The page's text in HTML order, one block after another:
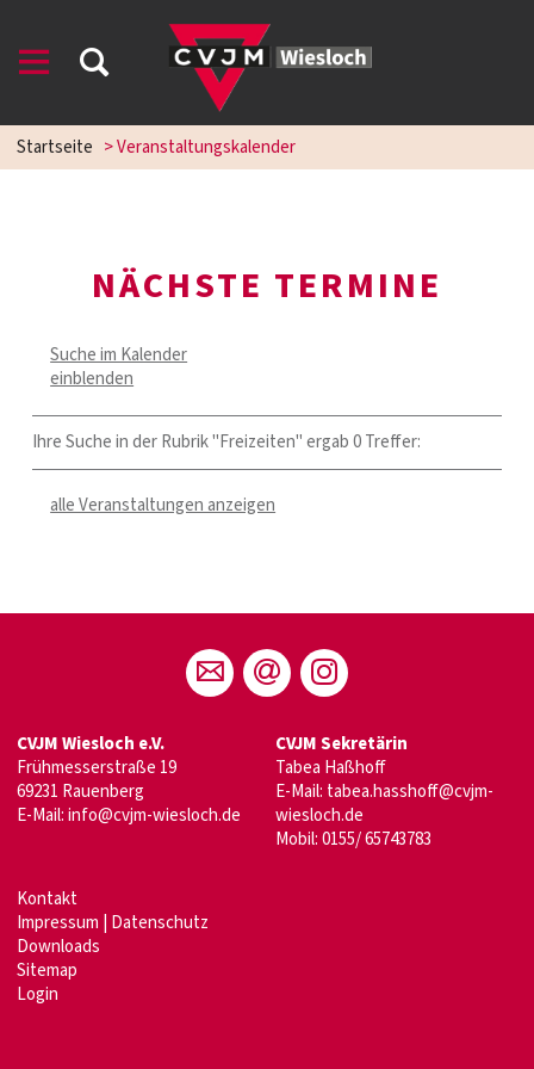
Startseite > Veranstaltungskalender
NÄCHSTE TERMINE
Suche im Kalender
einblenden
Ihre Suche in der Rubrik "Freizeiten" ergab 0 Treffer:
alle Veranstaltungen anzeigen
CVJM Wiesloch e.V.
Frühmesserstraße 19
69231 Rauenberg
E-Mail:info@cvjm-wiesloch.de
CVJM Sekretärin
Tabea Haßhoff
E-Mail: tabea.hasshoff@cvjm-
wiesloch.de
Mobil: 0155/ 65743783
Kontakt
Impressum Datenschutz
Downloads
Sitemap
Login